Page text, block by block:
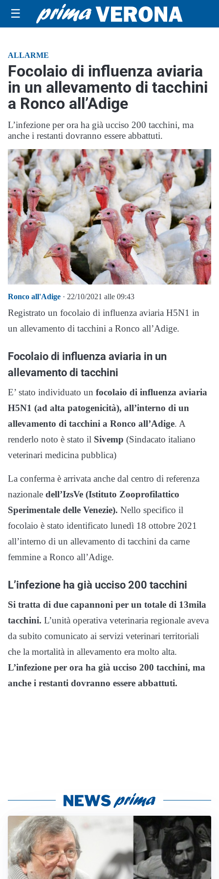
☰
ALLARME
Focolaio di influenza aviaria
in un allevamento di tacchini
a Ronco all’Adige
L’infezione per ora ha già ucciso 200 tacchini, ma
anche i restanti dovranno essere abbattuti.
Ronco all'Adige · 22/10/2021 alle 09:43
Registrato un focolaio di influenza aviaria H5N1 in
un allevamento di tacchini a Ronco all’Adige.
Focolaio di influenza aviaria in un
allevamento di tacchini
E’ stato individuato un focolaio di influenza aviaria
H5N1 (ad alta patogenicità), all’interno di un
allevamento di tacchini a Ronco all’Adige. A
renderlo noto è stato il Sivemp (Sindacato italiano
veterinari medicina pubblica)
La conferma è arrivata anche dal centro di referenza
nazionale dell’IzsVe (Istituto Zooprofilattico
Sperimentale delle Venezie). Nello specifico il
focolaio è stato identificato lunedì 18 ottobre 2021
all’interno di un allevamento di tacchini da carne
femmine a Ronco all’Adige.
L’infezione ha già ucciso 200 tacchini
Si tratta di due capannoni per un totale di 13mila
tacchini. L’unità operativa veterinaria regionale aveva
da subito comunicato ai servizi veterinari territoriali
che la mortalità in allevamento era molto alta.
L’infezione per ora ha già ucciso 200 tacchini, ma
anche i restanti dovranno essere abbattuti.